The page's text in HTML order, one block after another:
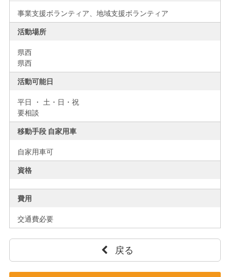
事業支援ボランティア、地域支援ボランティア
活動場所
県西
県西
活動可能日
平日 ・ 土・日・祝
要相談
移動手段 自家用車
自家用車可
資格
費用
交通費必要
戻る